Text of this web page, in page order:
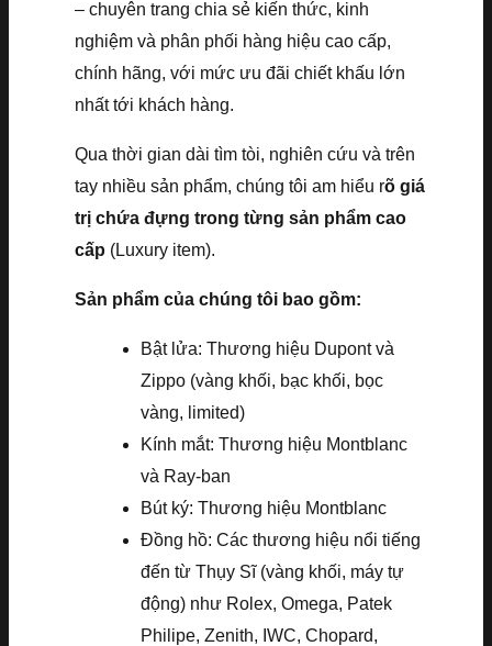
– chuyên trang chia sẻ kiến thức, kinh
nghiệm và phân phối hàng hiệu cao cấp,
chính hãng, với mức ưu đãi chiết khấu lớn
nhất tới khách hàng.
Qua thời gian dài tìm tòi, nghiên cứu và trên
tay nhiều sản phẩm, chúng tôi am hiểu rõ giá
trị chứa đựng trong từng sản phẩm cao
cấp (Luxury item).
Sản phẩm của chúng tôi bao gồm:
Bật lửa: Thương hiệu Dupont và
Zippo (vàng khối, bạc khối, bọc
vàng, limited)
Kính mắt: Thương hiệu Montblanc
và Ray-ban
Bút ký: Thương hiệu Montblanc
Đồng hồ: Các thương hiệu nổi tiếng
đến từ Thụy Sĩ (vàng khối, máy tự
động) như Rolex, Omega, Patek
Philipe, Zenith, IWC, Chopard,